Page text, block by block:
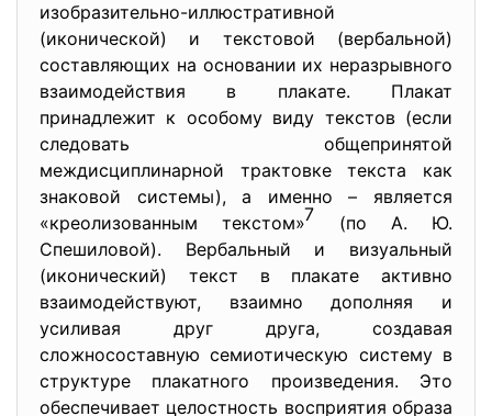
изобразительно-иллюстративной
(иконической) и текстовой (вербальной)
составляющих на основании их неразрывного
взаимодействия в плакате. Плакат
принадлежит к особому виду текстов (если
следовать общепринятой
междисциплинарной трактовке текста как
знаковой системы), а именно – является
«креолизованным текстом»7 (по А. Ю.
Спешиловой). Вербальный и визуальный
(иконический) текст в плакате активно
взаимодействуют, взаимно дополняя и
усиливая друг друга, создавая
сложносоставную семиотическую систему в
структуре плакатного произведения. Это
обеспечивает целостность восприятия образа